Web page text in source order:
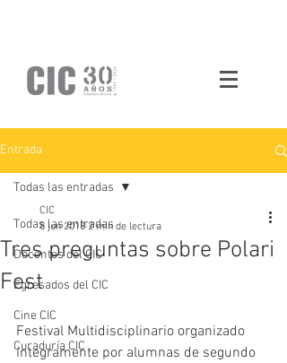
Entrada
Todas las entradas
Docentes del CIC
Egresados del CIC
Cine CIC
Curaduría CIC
Todas las entradas
Tres preguntas sobre Polari
Fest
CIC
8 jun 2018 2 min de lectura
Festival Multidisciplinario organizado
íntegramente por alumnas de segundo